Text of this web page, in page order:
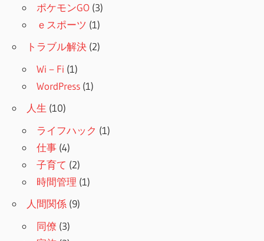
ポケモンGO (3)
ｅスポーツ (1)
トラブル解決 (2)
Wi－Fi (1)
WordPress (1)
人生 (10)
ライフハック (1)
仕事 (4)
子育て (2)
時間管理 (1)
人間関係 (9)
同僚 (3)